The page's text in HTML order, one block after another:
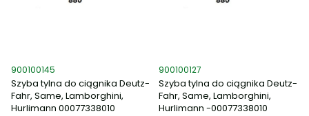
Kod produktu
900100145
Szyba tylna do ciągnika Deutz-
Fahr, Same, Lamborghini,
Hurlimann 00077338010
Kod produktu
900100127
Szyba tylna do ciągnika Deutz-
Fahr, Same, Lamborghini,
Hurlimann -00077338010